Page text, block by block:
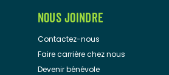
NOUS JOINDRE
Contactez-nous
Faire carrière chez nous
Devenir bénévole